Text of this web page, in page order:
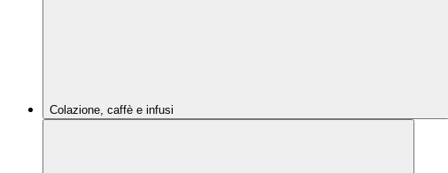
Colazione, caffè e infusi